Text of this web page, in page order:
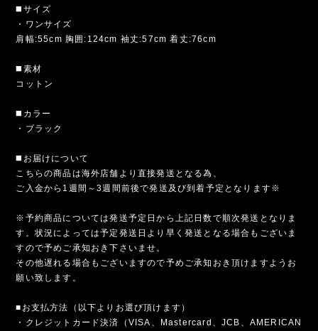
◼️サイズ
・ワンサイズ
肩幅:55cm 胸囲:124cm 袖丈:57cm 着丈:76cm
◼️素材
コットン
◼️カラー
・ブラック
◼️お届けについて
こちらの商品は海外店舗より直接発送となる為、
ご入金から1週間～3週間前後で発送及び到着予定となります※
※予約商品については発送予定日から上記日数で順次発送となりま
す。状況によっては予定発送日より早く発送となる場合もございま
すので予めご承知おき下さいませ。
その他遅れる場合もございますので予めご承知おき頂けますようお
願い致します。
■お支払方法（以下よりお選び頂けます）
・クレジットカード決済（VISA、Mastercard、JCB、AMERICAN